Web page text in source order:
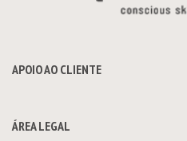
APOIO AO CLIENTE
ÁREA LEGAL